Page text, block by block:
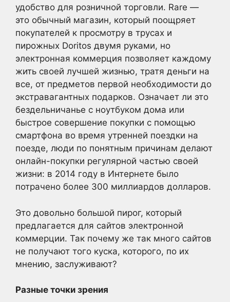
удобство для розничной торговли. Rare —
это обычный магазин, который поощряет
покупателей к просмотру в трусах и
пирожных Doritos двумя руками, но
электронная коммерция позволяет каждому
жить своей лучшей жизнью, тратя деньги на
все, от предметов первой необходимости до
экстравагантных подарков. Означает ли это
бездельничанье с ноутбуком дома или
быстрое совершение покупки с помощью
смартфона во время утренней поездки на
поезде, люди по понятным причинам делают
онлайн-покупки регулярной частью своей
жизни: в 2014 году в Интернете было
потрачено более 300 миллиардов долларов.
Это довольно большой пирог, который
предлагается для сайтов электронной
коммерции. Так почему же так много сайтов
не получают того куска, которого, по их
мнению, заслуживают?
Разные точки зрения